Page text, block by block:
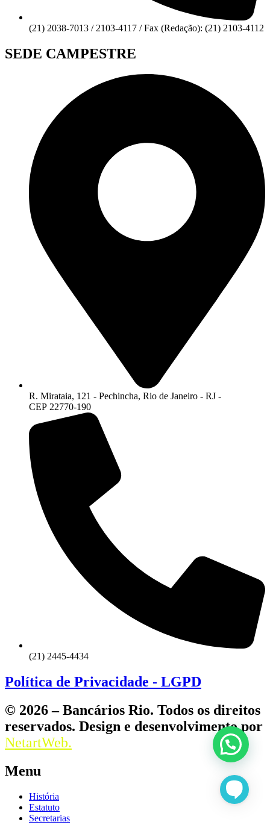
(21) 2038-7013 / 2103-4117 / Fax (Redação): (21) 2103-4112
SEDE CAMPESTRE
R. Mirataia, 121 - Pechincha, Rio de Janeiro - RJ -
CEP 22770-190
(21) 2445-4434
Política de Privacidade - LGPD
© 2026 – Bancários Rio. Todos os direitos
reservados. Design e desenvolvimento por
NetartWeb.
Menu
História
Estatuto
Secretarias